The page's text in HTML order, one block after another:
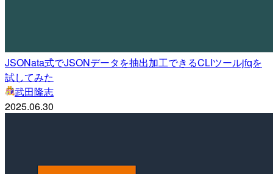
JSONata式でJSONデータを抽出加工できるCLIツールjfqを
試してみた
武田隆志
2025.06.30